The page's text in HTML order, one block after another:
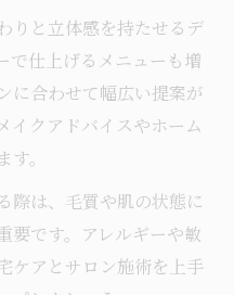
りと立体感を持たせるデ
で仕上げるメニューも増
に合わせて幅広い提案が
イクアドバイスやホーム
。
際は、毛質や肌の状態に
要です。アレルギーや敏
ケアとサロン施術を上手